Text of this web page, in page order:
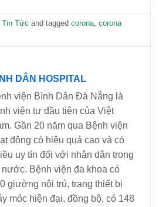
Tin Tức and taggedcorona,corona
DÂN HOSPITAL
viện Bình Dân Đà Nẵng là
viện tư đầu tiên của Việt
Gần 20 năm qua Bệnh viện
động có hiệu quả cao và có
uy tín đối với nhân dân trong
nước. Bệnh viện đa khoa có
giường nội trú, trang thiết bị
móc hiện đại, đồng bộ, có 148